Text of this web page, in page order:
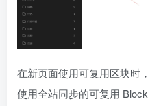
在新页面使用可复用区块时
使用全站同步的可复用